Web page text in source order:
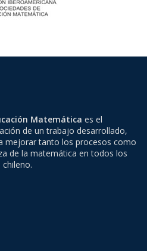
Matemática es el
de un trabajo desarrollado,
mejorar tanto los procesos como
de la matemática en todos los